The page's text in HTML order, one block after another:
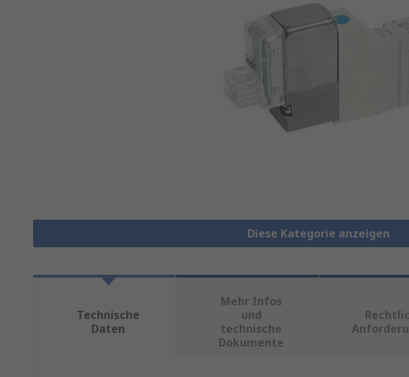
Diese Kategorie anzeigen
Technische
Daten
Mehr Infos
und
technische
Dokumente